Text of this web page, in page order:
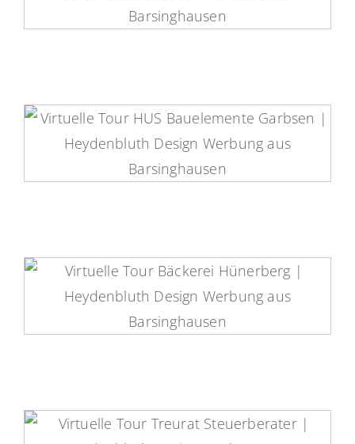
Virtuelle Tour
HUS Bauelemente Virtuelle Tour
Bäckerei Hünerberg Virtuelle
Tour